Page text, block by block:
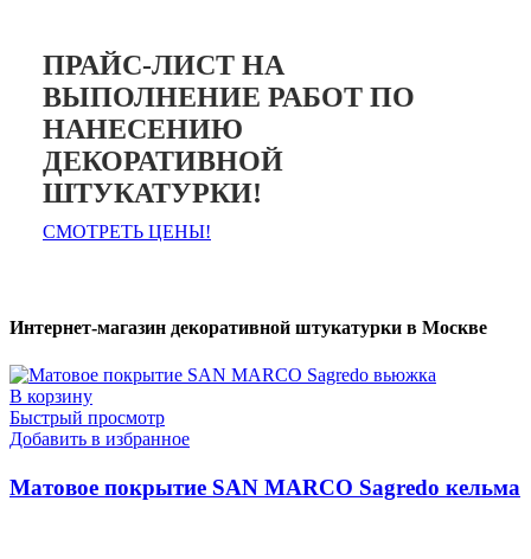
ПРАЙС-ЛИСТ НА
ВЫПОЛНЕНИЕ РАБОТ ПО
НАНЕСЕНИЮ
ДЕКОРАТИВНОЙ
ШТУКАТУРКИ!
СМОТРЕТЬ ЦЕНЫ!
Интернет-магазин декоративной штукатурки в Москве
В корзину
Быстрый просмотр
Добавить в избранное
Матовое покрытие SAN MARCO Sagredo кельма